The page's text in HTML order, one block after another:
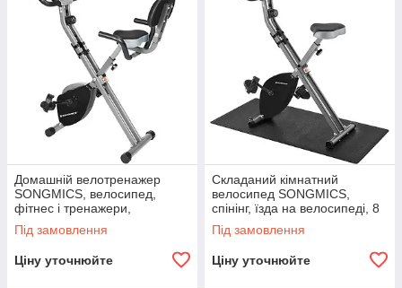
Домашній велотренажер
SONGMICS, велосипед,
фітнес і тренажери,
кімнатний, розкладний, зі
спинкою, 8 резисторів,
Під замовлення
Ціну уточнюйте
Складаний кімнатний
велосипед SONGMICS,
спінінг, їзда на велосипеді, 8
рівнів магнітного опору,
підлоговий килимок, датчик
Під замовлення
Ціну уточнюйте